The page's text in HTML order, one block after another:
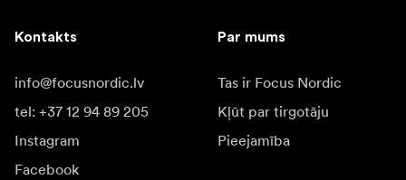
Kontakts
info@focusnordic.lv
tel: +37 12 94 89 205
Instagram
Facebook
Par mums
Tas ir Focus Nordic
Kļūt par tirgotāju
Pieejamība